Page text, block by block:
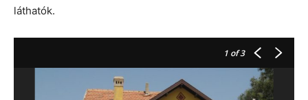
láthatók.
1 of 3